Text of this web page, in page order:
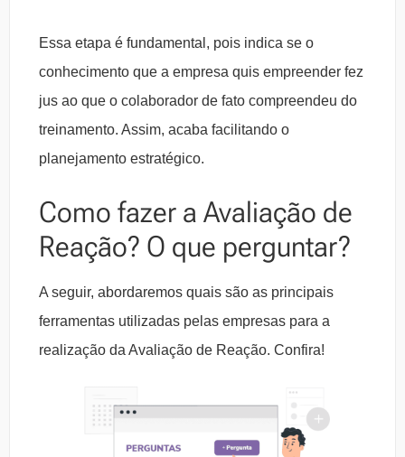
Essa etapa é fundamental, pois indica se o
conhecimento que a empresa quis empreender fez
jus ao que o colaborador de fato compreendeu do
treinamento. Assim, acaba facilitando o
planejamento estratégico.
Como fazer a Avaliação de
Reação? O que perguntar?
A seguir, abordaremos quais são as principais
ferramentas utilizadas pelas empresas para a
realização da Avaliação de Reação. Confira!